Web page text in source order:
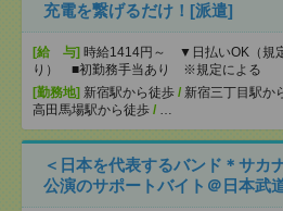
充電を繋げるだけ！[派遣]
[給 与] 時給1414円～ ▼日払いOK（規
り） ■初勤務手当あり ※規定による
[勤務地] 新宿駅から徒歩 / 新宿三丁目駅か
高田馬場駅から徒歩 / …
＜日本を代表するバンド＊サカ
公演のサポートバイト＠日本武